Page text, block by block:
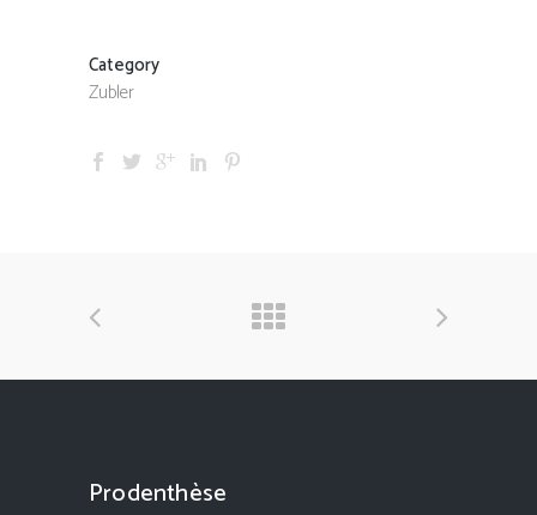
Category
Zubler
Prodenthèse